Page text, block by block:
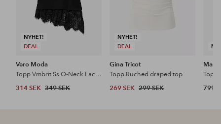
NYHET!
DEAL
Vero Moda
Topp Vmbrit Ss O-Neck Lace T-Shirt Jrs
314 SEK 349 SEK
NYHET!
DEAL
Gina Tricot
Topp Ruched draped top
269 SEK 299 SEK
Masai
Topp
799